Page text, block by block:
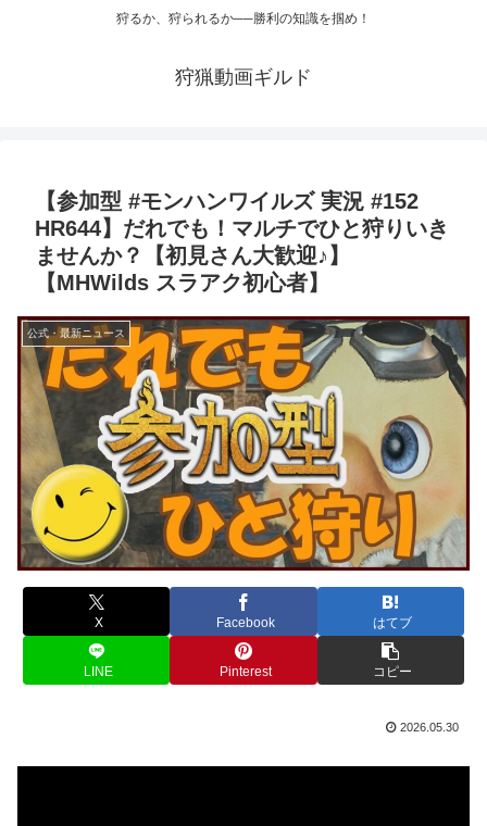
狩るか、狩られるか──勝利の知識を掴め！
狩猟動画ギルド
【参加型 #モンハンワイルズ 実況 #152
HR644】だれでも！マルチでひと狩りいき
ませんか？【初見さん大歓迎♪】
【MHWilds スラアク初心者】
公式・最新ニュース
X Facebook はてブ
LINE Pinterest コピー
2026.05.30